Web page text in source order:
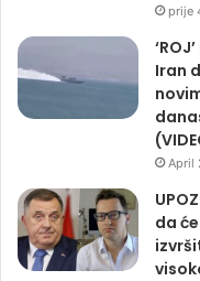
prije
Iran
April
da